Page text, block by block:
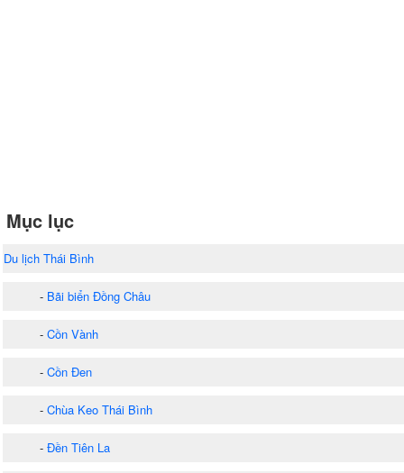
Mục lục
Du lịch Thái Bình
- Bãi biển Đồng Châu
- Cồn Vành
- Cồn Đen
- Chùa Keo Thái Bình
- Đền Tiên La